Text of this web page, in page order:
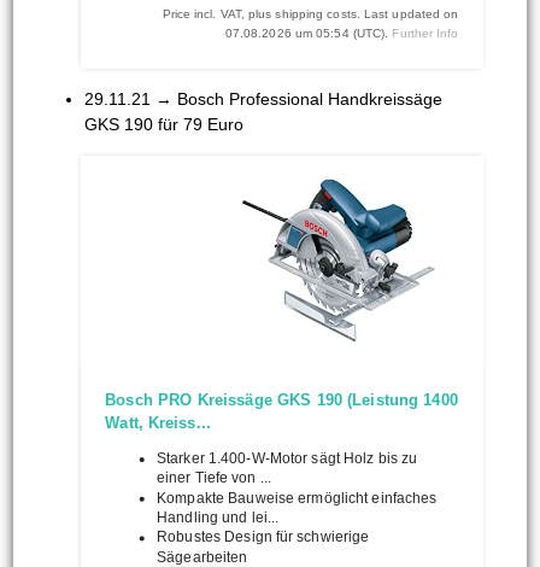
Price incl. VAT, plus shipping costs. Last updated on
07.08.2026 um 05:54 (UTC). Further Info
29.11.21 → Bosch Professional Handkreissäge
GKS 190 für 79 Euro
Bosch PRO Kreissäge GKS 190 (Leistung 1400
Watt, Kreiss...
Starker 1.400-W-Motor sägt Holz bis zu
einer Tiefe von ...
Kompakte Bauweise ermöglicht einfaches
Handling und lei...
Robustes Design für schwierige
Sägearbeiten